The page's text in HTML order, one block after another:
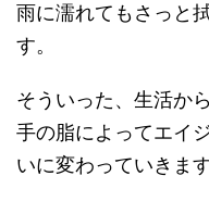
雨に濡れてもさっと
す。
そういった、生活か
手の脂によってエイ
いに変わっていきます